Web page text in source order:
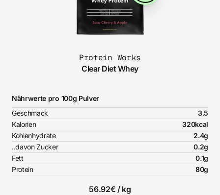
Protein Works
Clear Diet Whey
Nährwerte pro 100g Pulver
Geschmack
3.5
Kalorien
320kcal
Kohlenhydrate
2.4g
..davon Zucker
0.2g
Fett
0.1g
Protein
80g
56.92€ / kg